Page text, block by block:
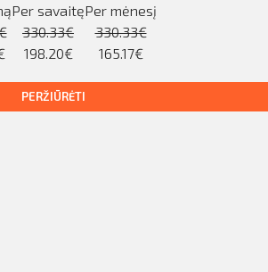
Per savaitę
330.33€
198.20€
Per mėnesį
330.33€
165.17€
PERŽIŪRĖTI